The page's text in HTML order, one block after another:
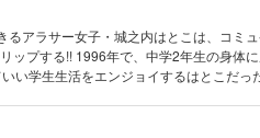
るアラサー女子・城之内はとこは、コミ
ップする!! 1996年で、中学2年生の身体
い学生生活をエンジョイするはとこだ
第4巻!!